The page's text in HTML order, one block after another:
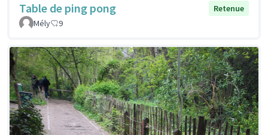
Table de ping pong
Retenue
Mély
9